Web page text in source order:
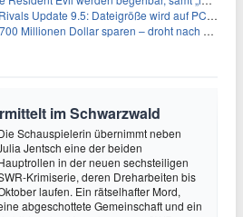
Update 9.5: Dateigröße wird auf PC und Konsolen deutlich reduziert
Dollar sparen – droht nach der Übernahme die nächste Entlassungswelle?
im Schwarzwald
Schauspielerin übernimmt neben
Jentsch eine der beiden
in der neuen sechsteiligen
Krimiserie, deren Dreharbeiten bis
laufen. Ein rätselhafter Mord,
abgeschottete Gemeinschaft und ein